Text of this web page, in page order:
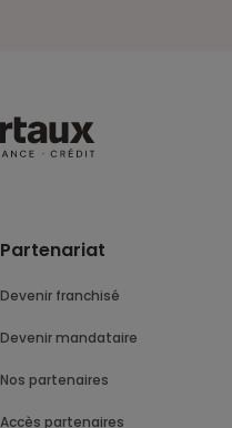
Partenariat
Devenir franchisé
Devenir mandataire
Nos partenaires
Accès partenaires